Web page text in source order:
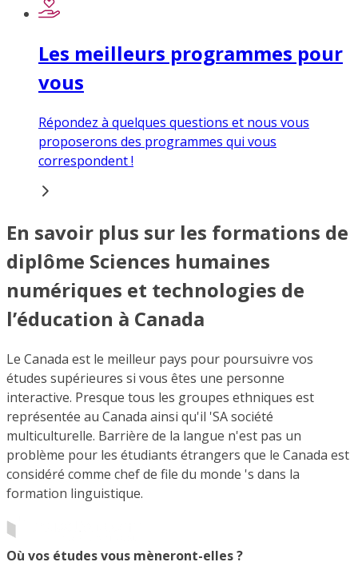
Les meilleurs programmes pour
vous
Répondez à quelques questions et nous vous
proposerons des programmes qui vous
correspondent !
En savoir plus sur les formations de
diplôme Sciences humaines
numériques et technologies de
l’éducation à Canada
Le Canada est le meilleur pays pour poursuivre vos
études supérieures si vous êtes une personne
interactive. Presque tous les groupes ethniques est
représentée au Canada ainsi qu'il 'SA société
multiculturelle. Barrière de la langue n'est pas un
problème pour les étudiants étrangers que le Canada est
considéré comme chef de file du monde 's dans la
formation linguistique.
Où vos études vous mèneront-elles ?